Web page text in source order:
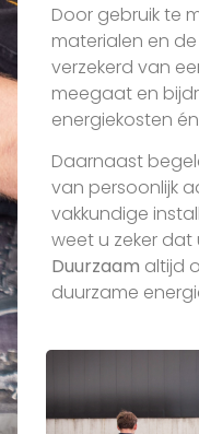
Door gebruik te
materialen en
verzekerd van
meegaat en
energiekosten
Daarnaast
van persoonlijk
vakkundige
weet u zeker dat
Duurzaam altijd
duurzame